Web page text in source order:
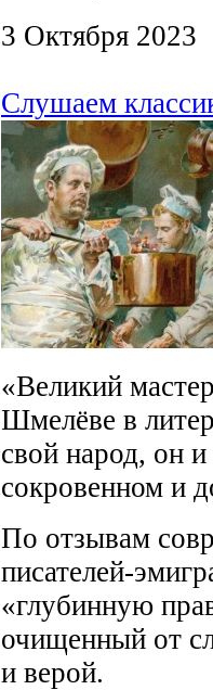
3 Октября 2023
Слушаем
«Великий
Шмелёве в
свой народ, он
сокровенном и
По отзывам
писателей-
«глубинную
очищенный от
и верой.